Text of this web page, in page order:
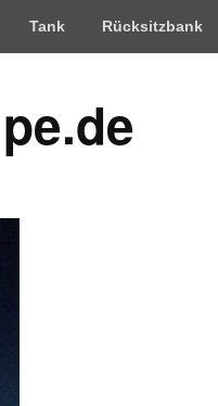
Tank Rücksitzbank